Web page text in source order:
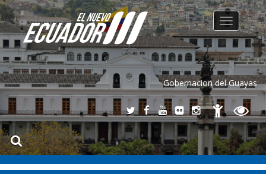
Gobernacion del Guayas
Toggle
navigation